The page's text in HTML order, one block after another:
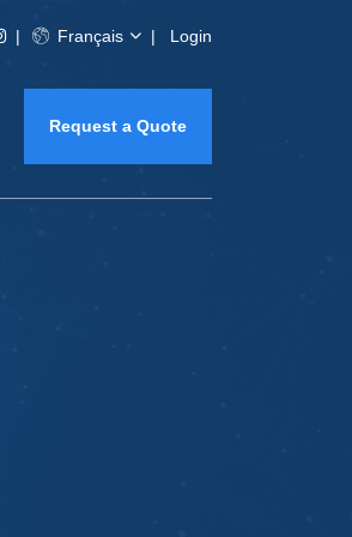
Français Login
Request a Quote